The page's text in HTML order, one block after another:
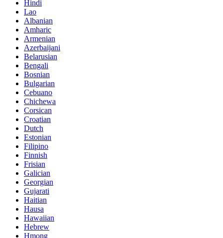
Hindi
Lao
Albanian
Amharic
Armenian
Azerbaijani
Belarusian
Bengali
Bosnian
Bulgarian
Cebuano
Chichewa
Corsican
Croatian
Dutch
Estonian
Filipino
Finnish
Frisian
Galician
Georgian
Gujarati
Haitian
Hausa
Hawaiian
Hebrew
Hmong